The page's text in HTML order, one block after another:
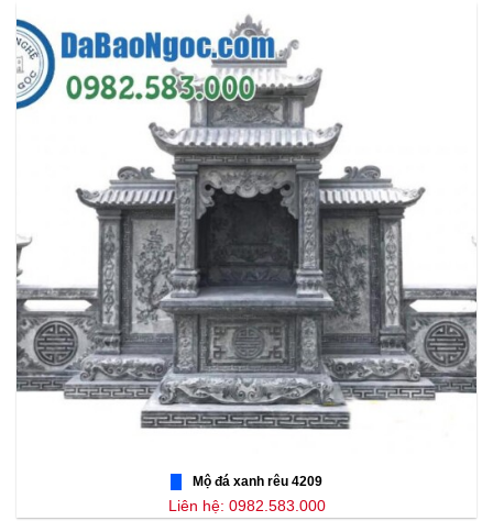
Mộ đá xanh rêu 4209
Liên hệ: 0982.583.000